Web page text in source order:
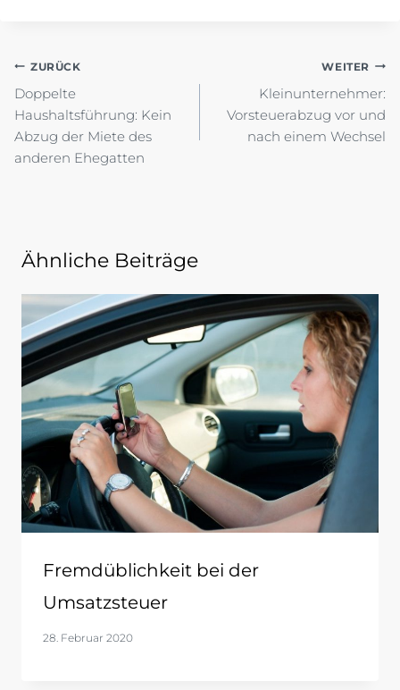
Beitragsnavigation
ZURÜCK
Doppelte
Haushaltsführung: Kein
Abzug der Miete des
anderen Ehegatten
WEITER
Kleinunternehmer:
Vorsteuerabzug vor und
nach einem Wechsel
Ähnliche Beiträge
Fremdüblichkeit bei der
Umsatzsteuer
28. Februar 2020